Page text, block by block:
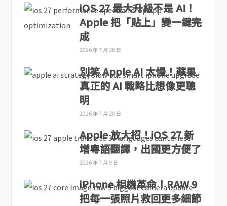
iOS 27 最大升級不是 AI！
Apple 把「貼上」變一鍵完
成
2026 年 7 月 28 日
別笑 Apple AI 太慢！蘋果
真正的 AI 戰略比想像更聰
明
2026 年 7 月 20 日
Apple 放大招！iOS 27 新
增粵語翻譯，出國更方便了
2026 年 7 月 9 日
iPhone 相機革命！RAW 9
把每一張照片救回更多細節